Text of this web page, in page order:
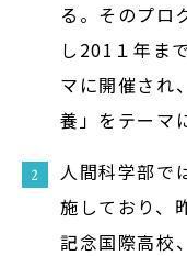
入試イベント
OpenCampus
地域連携・研
アクセス
Access
る。そのプロ
し201１年ま
マに開催され
養」をテーマ
人間科学部で
施しており、
記念国際高校